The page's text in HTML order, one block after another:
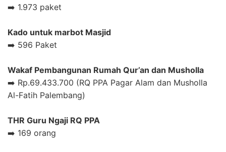
➡️ 1.973 paket
Kado untuk marbot Masjid
➡️ 596 Paket
Wakaf Pembangunan Rumah Qur’an dan Musholla
➡️ Rp.69.433.700 (RQ PPA Pagar Alam dan Musholla
Al-Fatih Palembang)
THR Guru Ngaji RQ PPA
➡️ 169 orang